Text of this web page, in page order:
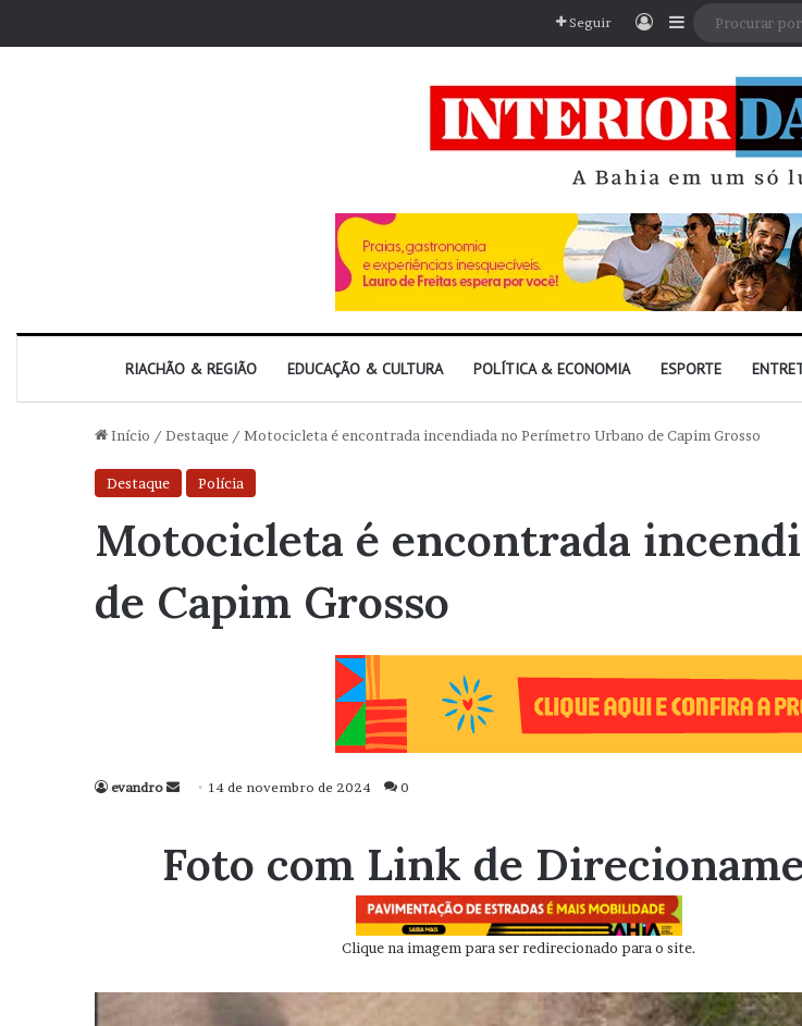
Seguir EntrarBarra Lateral
RIACHÃO & REGIÃO EDUCAÇÃO & CULTURA POLÍTICA & ECONOMIA ESPORTE
Início / Destaque / Motocicleta é encontrada incendiada no Perímetro Urbano de Capim Grosso
Destaque Polícia
Motocicleta é encontrada
de Capim Grosso
evandro
Mande
mail
14 de novembro de 2024 0
Foto com Link de
Clique na imagem para ser redirecionado para o site.